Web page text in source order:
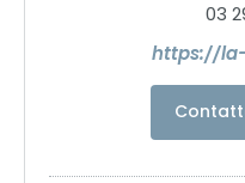
03
https://